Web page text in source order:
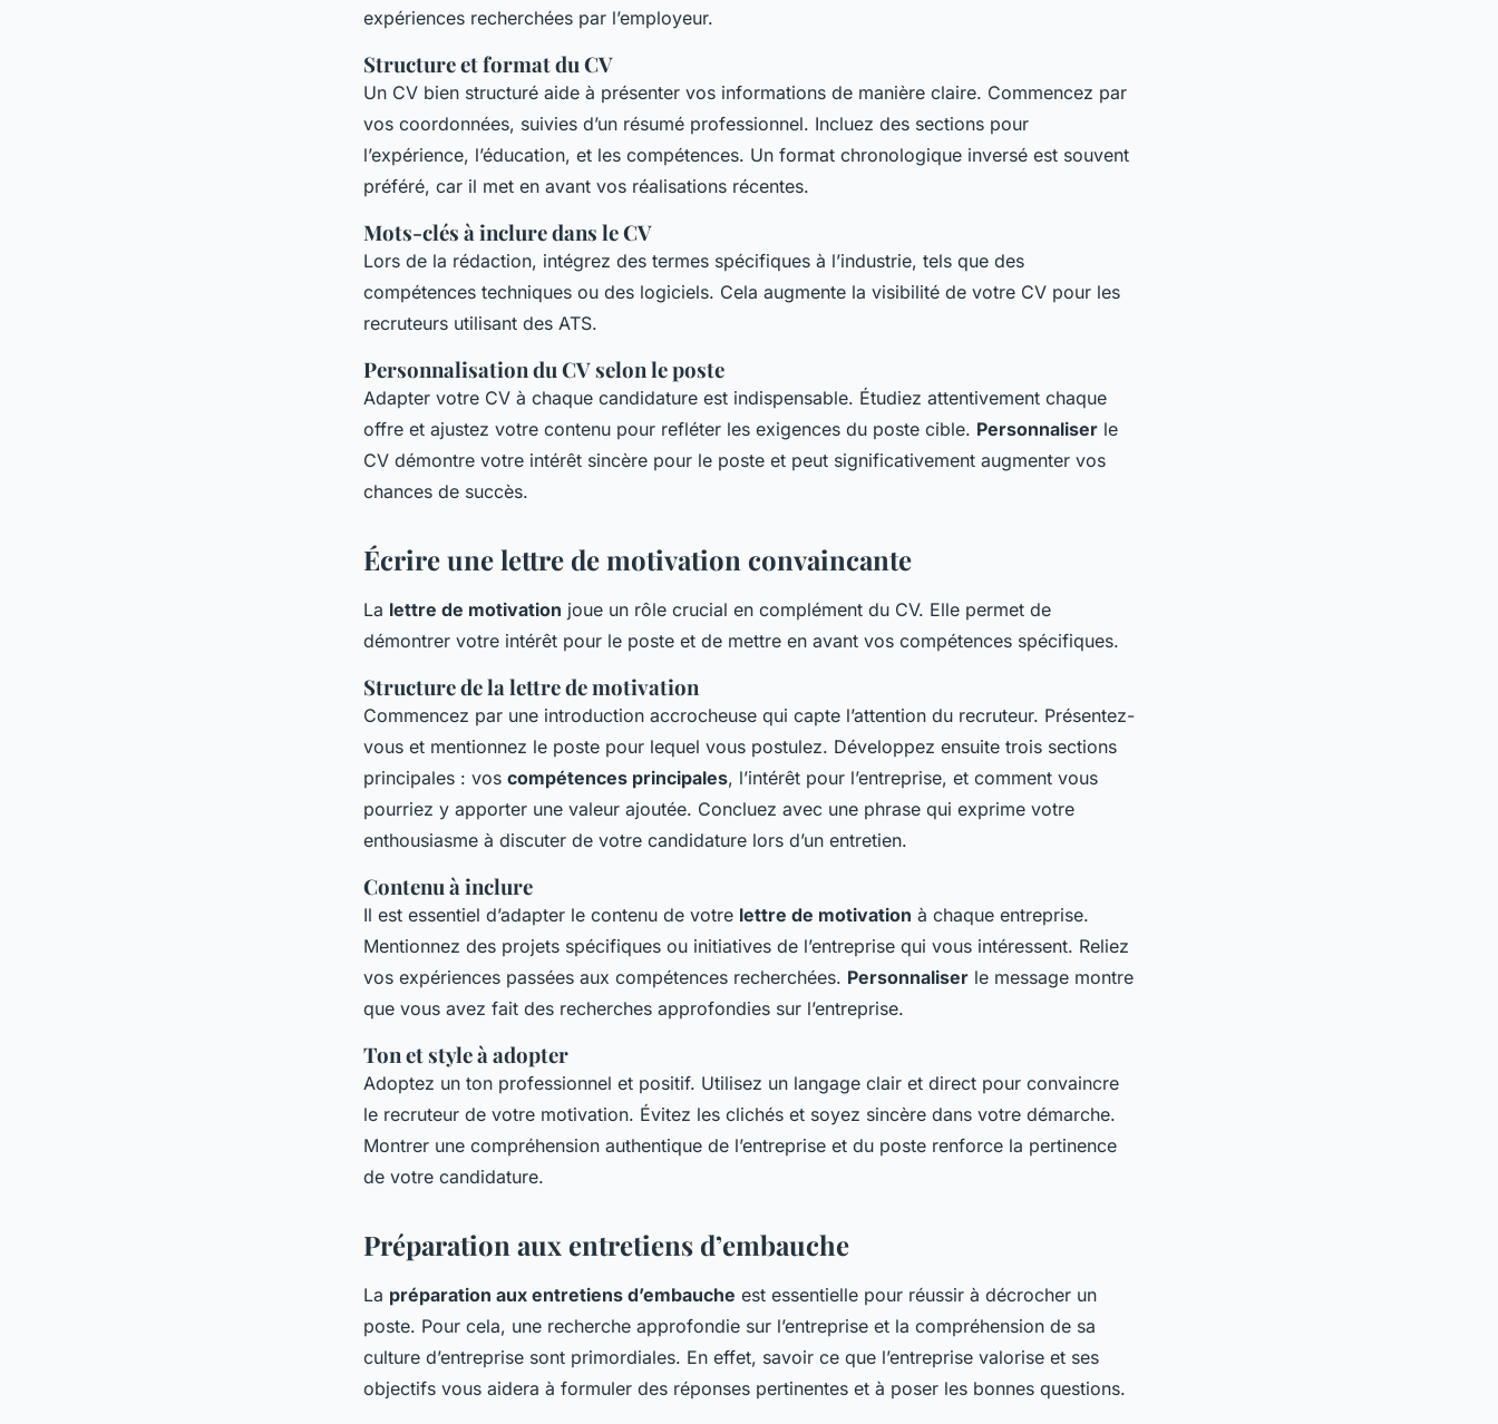
expériences recherchées par l’employeur.
Structure et format du CV
Un CV bien structuré aide à présenter vos informations de manière claire. Commencez par
vos coordonnées, suivies d’un résumé professionnel. Incluez des sections pour
l’expérience, l’éducation, et les compétences. Un format chronologique inversé est souvent
préféré, car il met en avant vos réalisations récentes.
Mots-clés à inclure dans le CV
Lors de la rédaction, intégrez des termes spécifiques à l’industrie, tels que des
compétences techniques ou des logiciels. Cela augmente la visibilité de votre CV pour les
recruteurs utilisant des ATS.
Personnalisation du CV selon le poste
Adapter votre CV à chaque candidature est indispensable. Étudiez attentivement chaque
offre et ajustez votre contenu pour refléter les exigences du poste cible. Personnaliser le
CV démontre votre intérêt sincère pour le poste et peut significativement augmenter vos
chances de succès.
Écrire une lettre de motivation convaincante
La lettre de motivation joue un rôle crucial en complément du CV. Elle permet de
démontrer votre intérêt pour le poste et de mettre en avant vos compétences spécifiques.
Structure de la lettre de motivation
Commencez par une introduction accrocheuse qui capte l’attention du recruteur. Présentez-
vous et mentionnez le poste pour lequel vous postulez. Développez ensuite trois sections
principales : vos compétences principales, l’intérêt pour l’entreprise, et comment vous
pourriez y apporter une valeur ajoutée. Concluez avec une phrase qui exprime votre
enthousiasme à discuter de votre candidature lors d’un entretien.
Contenu à inclure
Il est essentiel d’adapter le contenu de votre lettre de motivation à chaque entreprise.
Mentionnez des projets spécifiques ou initiatives de l’entreprise qui vous intéressent. Reliez
vos expériences passées aux compétences recherchées. Personnaliser le message montre
que vous avez fait des recherches approfondies sur l’entreprise.
Ton et style à adopter
Adoptez un ton professionnel et positif. Utilisez un langage clair et direct pour convaincre
le recruteur de votre motivation. Évitez les clichés et soyez sincère dans votre démarche.
Montrer une compréhension authentique de l’entreprise et du poste renforce la pertinence
de votre candidature.
Préparation aux entretiens d’embauche
La préparation aux entretiens d’embauche est essentielle pour réussir à décrocher un
poste. Pour cela, une recherche approfondie sur l’entreprise et la compréhension de sa
culture d’entreprise sont primordiales. En effet, savoir ce que l’entreprise valorise et ses
objectifs vous aidera à formuler des réponses pertinentes et à poser les bonnes questions.